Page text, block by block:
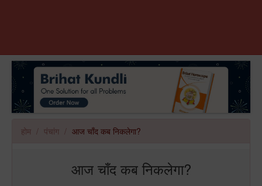
होम पंचांग आज चाँद कब निकलेगा?
आज चाँद कब निकलेगा?